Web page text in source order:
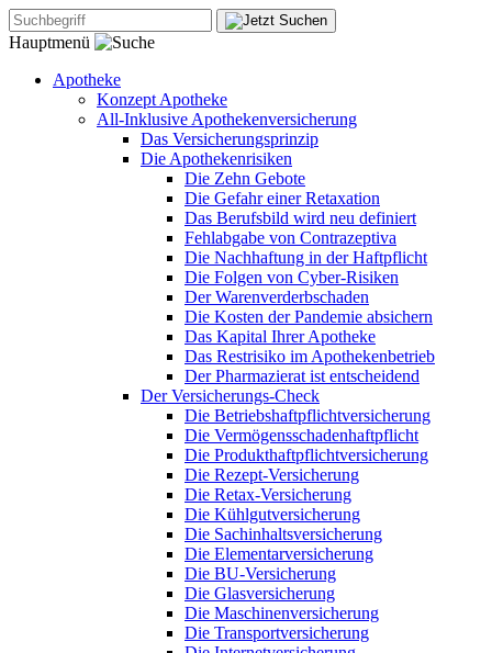
Hauptmenü
Apotheke
Konzept Apotheke
All-Inklusive Apothekenversicherung
Das Versicherungsprinzip
Die Apothekenrisiken
Die Zehn Gebote
Die Gefahr einer Retaxation
Das Berufsbild wird neu definiert
Fehlabgabe von Contrazeptiva
Die Nachhaftung in der Haftpflicht
Die Folgen von Cyber-Risiken
Der Warenverderbschaden
Die Kosten der Pandemie absichern
Das Kapital Ihrer Apotheke
Das Restrisiko im Apothekenbetrieb
Der Pharmazierat ist entscheidend
Der Versicherungs-Check
Die Betriebshaftpflichtversicherung
Die Vermögensschadenhaftpflicht
Die Produkthaftpflichtversicherung
Die Rezept-Versicherung
Die Retax-Versicherung
Die Kühlgutversicherung
Die Sachinhaltsversicherung
Die Elementarversicherung
Die BU-Versicherung
Die Glasversicherung
Die Maschinenversicherung
Die Transportversicherung